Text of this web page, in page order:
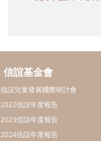
信誼基金會
信誼兒童發展國際研討會
2022信誼年度報告
2023信誼年度報告
2024信誼年度報告